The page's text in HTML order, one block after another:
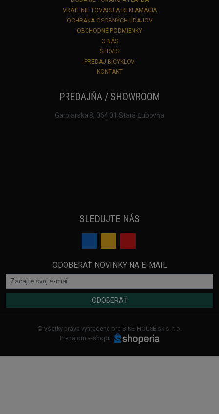
VRÁTENIE TOVARU A REKLAMÁCIA
OCHRANA OSOBNÝCH ÚDAJOV
OBCHODNÉ PODMIENKY
O NÁS
SERVIS
PREDAJ BICYKLOV
KONTAKT
PREDAJŇA / SHOWROOM
Garbiarska 8, 064 01 Stará Ľubovňa
SLEDUJTE NÁS
ODOBERAŤ NOVINKY NA E-MAIL
ODOBERAŤ
© Všetky práva vyhradené pre BIKE-HOUSE.sk s. r. o.
Prenájom e-shopu